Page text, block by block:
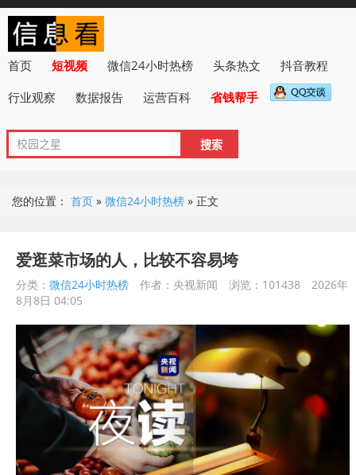
首页 短视频 微信24小时热榜 头条热文
抖音教程
行业观察
数据报告 运营百科 省钱帮手
您的位置： 首页 » 微信24小时热榜 » 正文
爱逛菜市场的人，比较不容易垮
分类： 微信24小时热榜 作者：央视新闻 浏览：101438
2026年
8月8日 04:05